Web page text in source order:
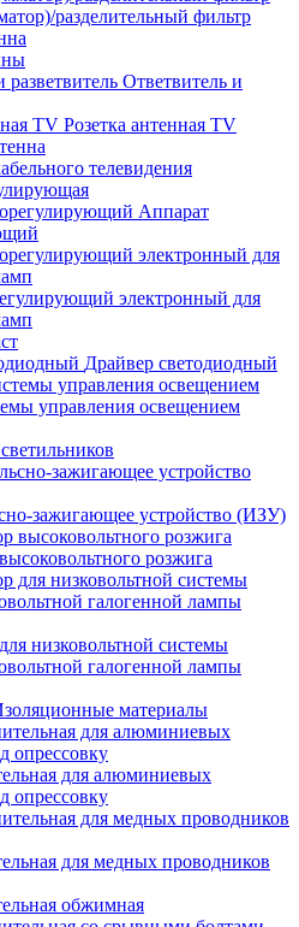
разделительный фильтр
Ответвитель и
Розетка антенная TV
телевидения
Аппарат
электронный для
Драйвер светодиодный
управления освещением
зажигающее устройство (ИЗУ)
розжига
низковольтной системы
галогенной лампы
материалы
для алюминиевых
опрессовку
для медных проводников
обжимная